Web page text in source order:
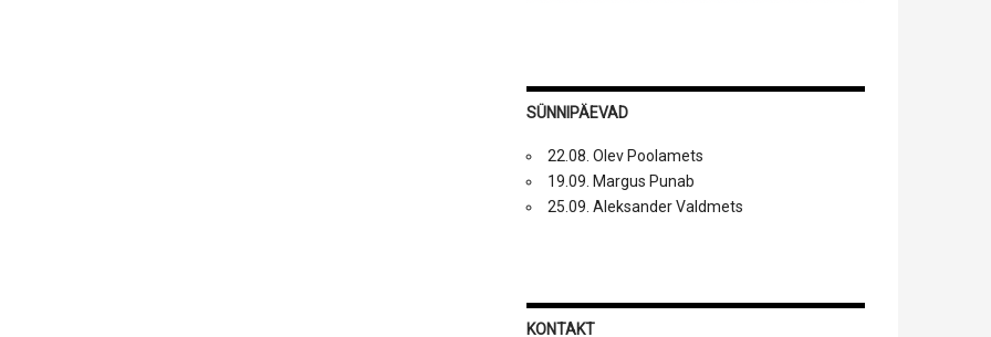
SÜNNIPÄEVAD
22.08. Olev Poolamets
19.09. Margus Punab
25.09. Aleksander Valdmets
KONTAKT